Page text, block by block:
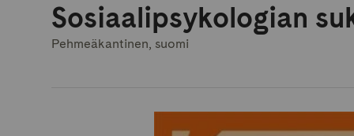
Sosiaalipsykologian
Pehmeäkantinen, suomi